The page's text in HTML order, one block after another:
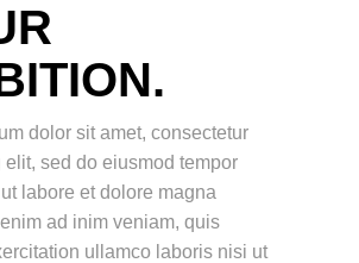
dolor sit amet, consectetur
sed do eiusmod tempor
labore et dolore magna
ad inim veniam, quis
ullamco laboris nisi ut